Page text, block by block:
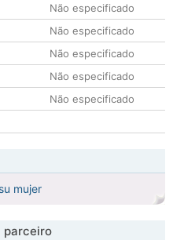
Não especificado
Não especificado
Não especificado
Não especificado
Não especificado
mujer
parceiro